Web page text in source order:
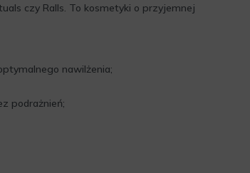
czy Ralls. To kosmetyki o przyjemnej
nawilżenia;
podrażnień;